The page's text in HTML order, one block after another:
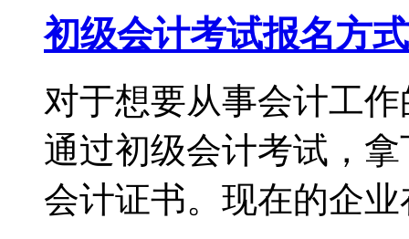
初级会计考试报名方
对于想要从事会计工
通过初级会计考试，
会计证书。现在的企